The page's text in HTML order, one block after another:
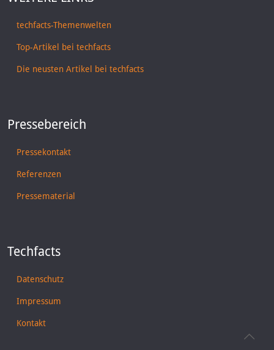
techfacts-Themenwelten
Top-Artikel bei techfacts
Die neusten Artikel bei techfacts
Pressebereich
Pressekontakt
Referenzen
Pressematerial
Techfacts
Datenschutz
Impressum
Kontakt